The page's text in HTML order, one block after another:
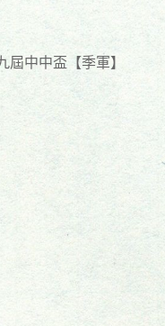
中中盃【季軍】